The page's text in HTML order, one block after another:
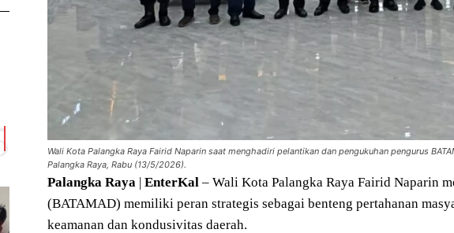
Wali Kota Palangka Raya Fairid Naparin saat menghadiri pelantikan dan pengukuhan pengurus
Palangka Raya, Rabu (13/5/2026).
Palangka Raya | EnterKal – Wali Kota Palangka Raya Fairid Naparin
(BATAMAD) memiliki peran strategis sebagai benteng pertahanan
keamanan dan kondusivitas daerah.